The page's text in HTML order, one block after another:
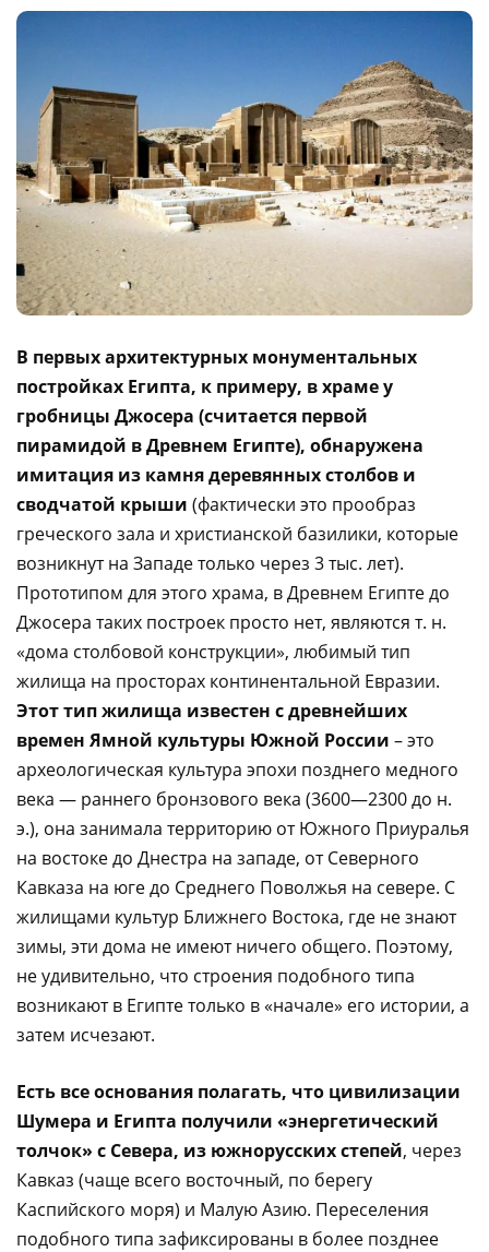
В первых архитектурных монументальных
постройках Египта, к примеру, в храме у
гробницы Джосера (считается первой
пирамидой в Древнем Египте), обнаружена
имитация из камня деревянных столбов и
сводчатой крыши (фактически это прообраз
греческого зала и христианской базилики, которые
возникнут на Западе только через 3 тыс. лет).
Прототипом для этого храма, в Древнем Египте до
Джосера таких построек просто нет, являются т. н.
«дома столбовой конструкции», любимый тип
жилища на просторах континентальной Евразии.
Этот тип жилища известен с древнейших
времен Ямной культуры Южной России – это
археологическая культура эпохи позднего медного
века — раннего бронзового века (3600—2300 до н.
э.), она занимала территорию от Южного Приуралья
на востоке до Днестра на западе, от Северного
Кавказа на юге до Среднего Поволжья на севере. С
жилищами культур Ближнего Востока, где не знают
зимы, эти дома не имеют ничего общего. Поэтому,
не удивительно, что строения подобного типа
возникают в Египте только в «начале» его истории, а
затем исчезают.
Есть все основания полагать, что цивилизации
Шумера и Египта получили «энергетический
толчок» с Севера, из южнорусских степей, через
Кавказ (чаще всего восточный, по берегу
Каспийского моря) и Малую Азию. Переселения
подобного типа зафиксированы в более позднее